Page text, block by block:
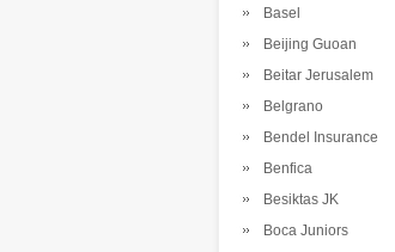
Basel
Beijing Guoan
Beitar Jerusalem
Belgrano
Bendel Insurance
Benfica
Besiktas JK
Boca Juniors